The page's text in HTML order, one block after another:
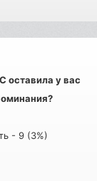
оставила у вас
- 9 (3%)